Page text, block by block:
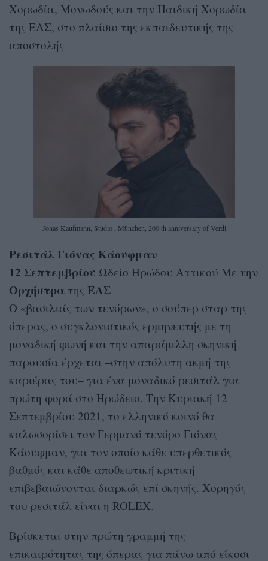
Χορωδία, Μονωδούς και την Παιδική Χορωδία
της ΕΛΣ, στο πλαίσιο της εκπαιδευτικής της
αποστολής
Jonas Kaufmann, Studio , München, 200 th anniversary of Verdi
Ρεσιτάλ Γιόνας Κάουφμαν
12 Σεπτεμβρίου Ωδείο Ηρώδου Αττικού Με την
Ορχήστρα της ΕΛΣ
Ο «βασιλιάς των τενόρων», ο σούπερ σταρ της
όπερας, ο συγκλονιστικός ερμηνευτής με τη
μοναδική φωνή και την απαράμιλλη σκηνική
παρουσία έρχεται –στην απόλυτη ακμή της
καριέρας του– για ένα μοναδικό ρεσιτάλ για
πρώτη φορά στο Ηρώδειο. Την Κυριακή 12
Σεπτεμβρίου 2021, το ελληνικό κοινό θα
καλωσορίσει τον Γερμανό τενόρο Γιόνας
Κάουφμαν, για τον οποίο κάθε υπερθετικός
βαθμός και κάθε αποθεωτική κριτική
επιβεβαιώνονται διαρκώς επί σκηνής. Χορηγός
του ρεσιτάλ είναι η ROLEX.
Βρίσκεται στην πρώτη γραμμή της
επικαιρότητας της όπερας για πάνω από είκοσι